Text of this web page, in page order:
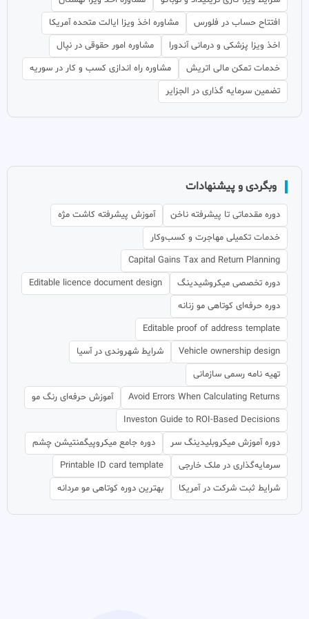
افتتاح حساب در فلورس
مشاوره اخذ ویزا ایالت متحده آمریکا
اخذ ویزا پزشکی و درمانی آندورا
مشاوره امور حقوقی در نپال
خدمات تمکن مالی اتریش
مشاوره راه اندازی کسب و کار در سوریه
تضمین سرمایه گذاری در الجزایر
وبگردی و پیشنهادات
دوره مقدماتی تا پیشرفته ناخن
آموزش پیشرفته کاشت مژه
خدمات تکمیلی مهاجرت و کسب‌وکار
Capital Gains Tax and Return Planning
دوره تخصصی میکروشیدینگ
Editable licence document design
دوره حرفه‌ای کوتاهی مو زنانه
Editable proof of address template
Vehicle ownership design
شرایط شهروندی در آسیا
تهیه نامه رسمی سازمانی
Avoid Errors When Calculating Returns
آموزش حرفه‌ای رنگ مو
Investon Guide to ROI-Based Decisions
دوره آموزش میکروبلیدینگ سر
دوره جامع میکروپیگمنتیشن چشم
سرمایه‌گذاری در ملک خارجی
Printable ID card template
شرایط ثبت شرکت در آمریکا
بهترین دوره کوتاهی مو مردانه